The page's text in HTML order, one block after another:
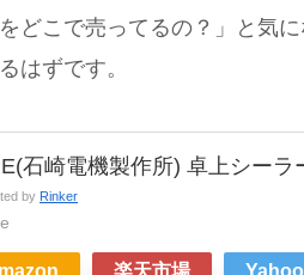
どこで売ってるの？」と気
はずです。
石崎電機製作所) 卓上シーラ
by Rinker
楽天市場